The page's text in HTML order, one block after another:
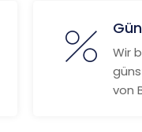
Wir
von